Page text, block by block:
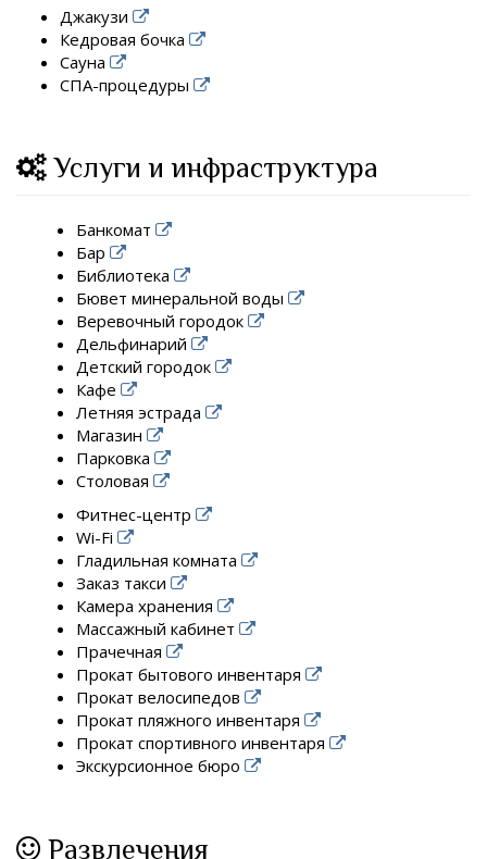
Джакузи
Кедровая бочка
Сауна
СПА-процедуры
Услуги и инфраструктура
Банкомат
Бар
Библиотека
Бювет минеральной воды
Веревочный городок
Дельфинарий
Детский городок
Кафе
Летняя эстрада
Магазин
Парковка
Столовая
Фитнес-центр
Wi-Fi
Гладильная комната
Заказ такси
Камера хранения
Массажный кабинет
Прачечная
Прокат бытового инвентаря
Прокат велосипедов
Прокат пляжного инвентаря
Прокат спортивного инвентаря
Экскурсионное бюро
Развлечения